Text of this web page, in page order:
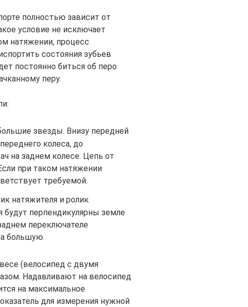
полностью зависит от
условие не исключает
натяжении, процесс
состояния зубьев
постоянно биться об перо
перу.
звезды. Внизу передней
колеса, до
на заднем колесе. Цепь от
при таком натяжении
требуемой.
натяжителя и ролик
перпендикулярны земле
переключателе
большую.
(велосипед с двумя
Надавливают на велосипед
на максимальное
для измерения нужной